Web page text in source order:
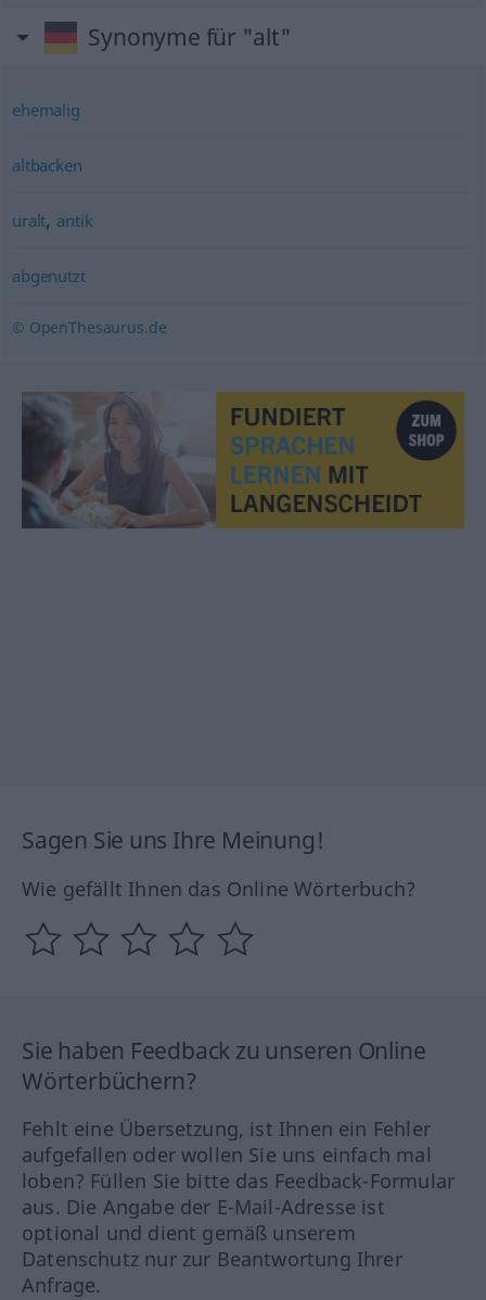
Synonyme für "alt"
ehemalig
altbacken
uralt, antik
abgenutzt
© OpenThesaurus.de
Sagen Sie uns Ihre Meinung!
Wie gefällt Ihnen das Online Wörterbuch?
Sie haben Feedback zu unseren Online
Wörterbüchern?
Fehlt eine Übersetzung, ist Ihnen ein Fehler
aufgefallen oder wollen Sie uns einfach mal
loben? Füllen Sie bitte das Feedback-Formular
aus. Die Angabe der E-Mail-Adresse ist
optional und dient gemäß unserem
Datenschutz nur zur Beantwortung Ihrer
Anfrage.